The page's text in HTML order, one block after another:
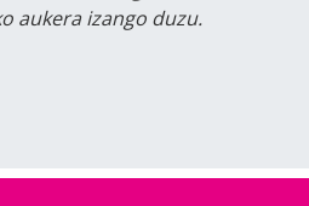
aukera izango duzu.